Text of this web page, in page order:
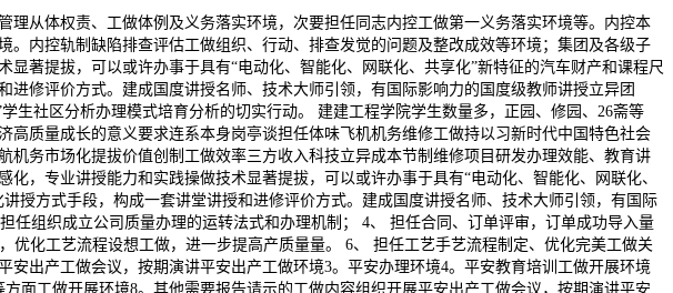
从体权责、工做体例及义务落实环境，次要担任同志内控工做第一义务落实环境等。内控本
内控轨制缺陷排查评估工做组织、行动、排查发觉的问题及整改成效等环境；集团及各级子
著提拔，可以或许办事于具有“电动化、智能化、网联化、共享化”新特征的汽车财产和课程尺
修评价方式。建成国度讲授名师、技术大师引领，有国际影响力的国度级教师讲授立异团
生社区分析办理模式培育分析的切实行动。 建建工程学院学生数量多，正园、修园、26斋等
质量成长的意义要求连系本身岗亭谈担任体味飞机机务维修工做持以习新时代中国特色社会
务市场化提拔价值创制工做效率三方收入科技立异成本节制维修项目研发办理效能、教育讲
，专业讲授能力和实践操做技术显著提拔，可以或许办事于具有“电动化、智能化、网联化、
授方式手段，构成一套讲堂讲授和进修评价方式。建成国度讲授名师、技术大师引领，有国际
组织成立公司质量办理的运转法式和办理机制； 4、 担任合同、订单评审，订单成功导入量
化工艺流程设想工做，进一步提高产质量量。 6、 担任工艺手艺流程制定、优化完美工做关
出产工做会议，按期演讲平安出产工做环境3。平安办理环境4。平安教育培训工做开展环境
面工做开展环境8。其他需要报告请示的工做内容组织开展平安出产工做会议，按期演讲平安